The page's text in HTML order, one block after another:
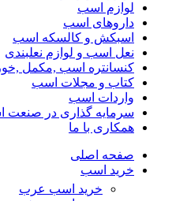
لوازم اسب
داروهای اسب
اسبکش و کالسکه اسب
نعل اسب و لوازم نعلبندی
کنسانتره اسب ,مکمل
کتاب و مجلات اسب
واردات اسب
سرمایه گذاری در صنعت
همکاری با ما
صفحه اصلی
خرید اسب
خرید اسب عرب